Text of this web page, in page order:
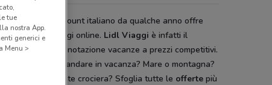
il più grande discount italiano da qualche anno offre
un servizio viaggi online. Lidl Viaggi è infatti il
servizio di prenotazione vacanze a prezzi competitivi.
già pensato dove andare in vacanza? Mare o montagna?
una rilassante crociera? Sfoglia tutte le offerte più
tue
nostra App.
generici e
Menu >